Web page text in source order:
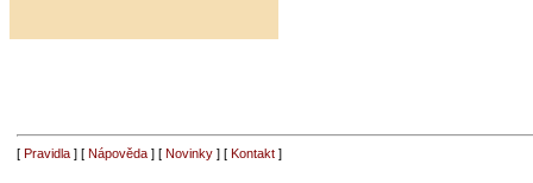
[ Pravidla] [ Nápověda] [ Novinky] [ Kontakt]